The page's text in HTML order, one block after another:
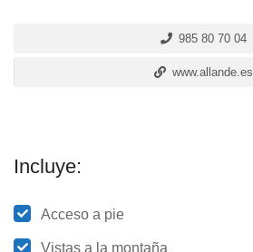
985 80 70 04
www.allande.es
Incluye:
Acceso a pie
Vistas a la montaña